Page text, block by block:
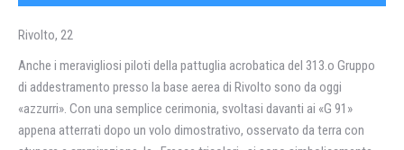
Rivolto, 22
Anche i meravigliosi piloti della pattuglia acrobatica del 313.o Gruppo
di addestramento presso la base aerea di Rivolto sono da oggi
«azzurri». Con una semplice cerimonia, svoltasi davanti ai «G 91»
appena atterrati dopo un volo dimostrativo, osservato da terra con